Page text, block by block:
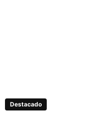
Destacado